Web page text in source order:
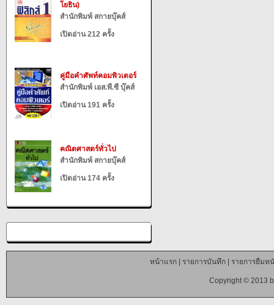
โยธิน)
สำนักพิมพ์ สกายบุ๊คส์
เปิดอ่าน 212 ครั้ง
คู่มือคำศัพท์คอมพิวเตอร์
สำนักพิมพ์ เอส.พี.ซี บุ๊คส์
เปิดอ่าน 191 ครั้ง
คณิตศาสตร์ทั่วไป
สำนักพิมพ์ สกายบุ๊คส์
เปิดอ่าน 174 ครั้ง
หน้าแรก| รายการบันทึก| รายการยืมห
Copyright © 2013